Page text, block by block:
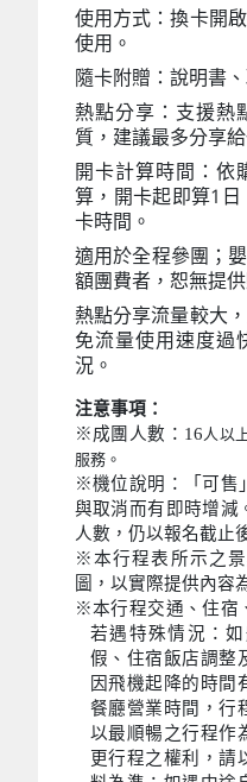
使用方式：換卡開
使用。
隨卡附贈：說明書
熱點分享：支援熱
質，建議最多分享
開卡計算時間：依
算，開卡起即算1
卡時間。
適用於全程參團；
額團費者，恕無提供
熱點分享流量較大
免流量使用速度過
況。
注意事項：
※成團人數：16人以
服務。
※機位說明：「可售
與取消而有即時增減
人數，仍以報名截止
※本行程表所示之
圖，以實際提供內容
※本行程交通、住宿
若遇特殊情況：
假、住宿飯店調整
因飛機起降的時間
餐廳營業時間，行
以最順暢之行程作
更行程之權利，請